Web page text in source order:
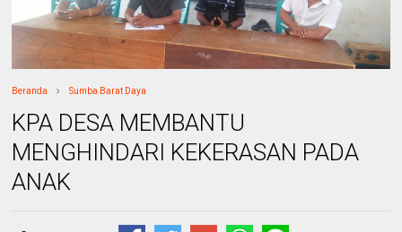
Beranda Sumba Barat Daya
KPA DESA MEMBANTU
MENGHINDARI KEKERASAN PADA
ANAK